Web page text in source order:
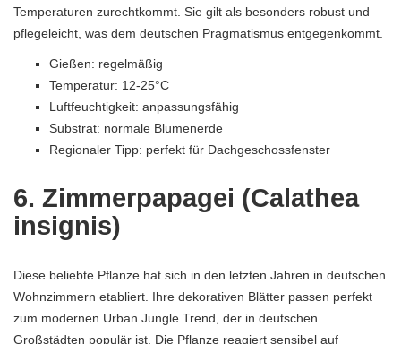
Temperaturen zurechtkommt. Sie gilt als besonders robust und
pflegeleicht, was dem deutschen Pragmatismus entgegenkommt.
Gießen: regelmäßig
Temperatur: 12-25°C
Luftfeuchtigkeit: anpassungsfähig
Substrat: normale Blumenerde
Regionaler Tipp: perfekt für Dachgeschossfenster
6. Zimmerpapagei (Calathea
insignis)
Diese beliebte Pflanze hat sich in den letzten Jahren in deutschen
Wohnzimmern etabliert. Ihre dekorativen Blätter passen perfekt
zum modernen Urban Jungle Trend, der in deutschen
Großstädten populär ist. Die Pflanze reagiert sensibel auf